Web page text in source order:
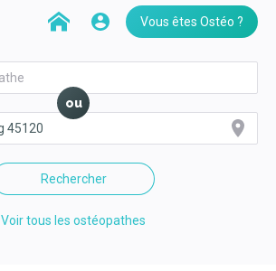
Vous êtes Ostéo ?
ou
Rechercher
Voir tous les ostéopathes